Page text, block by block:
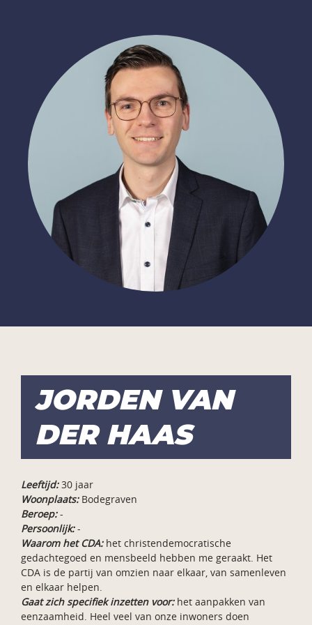
JORDEN VAN
DER HAAS
Leeftijd:30 jaar
Woonplaats:Bodegraven
Beroep:-
Persoonlijk:-
Waarom het CDA:het christendemocratische
gedachtegoed en mensbeeld hebben me geraakt. Het
CDA is de partij van omzien naar elkaar, van samenleven
en elkaar helpen.
Gaat zich specifiek inzetten voor:het aanpakken van
eenzaamheid. Heel veel van onze inwoners doen